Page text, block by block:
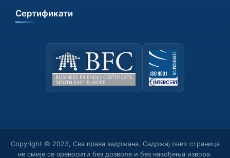
Сертификати
Copyright © 2023, Сва права задржана. Садржај ових страница
не смије се преносити без дозволе и без навођења извора.